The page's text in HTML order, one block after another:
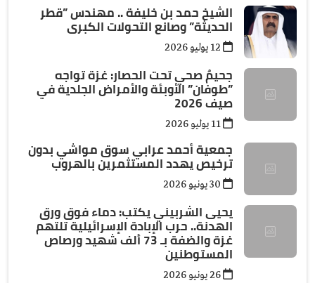
الشيخ حمد بن خليفة .. مهندس ”قطر
الحديثة” وصانع التحولات الكبرى
جحيمٌ صحي تحت الحصار: غزة تواجه
”طوفان” الأوبئة والأمراض الجلدية في
صيف 2026
جمعية أحمد عرابي سوق مواشي بدون
ترخيص يهدد المستثمرين بالهروب
يحيى الشربيني يكتب: دماء فوق ورق
الهدنة.. حرب الإبادة الإسرائيلية تلتهم
غزة والضفة بـ 73 ألف شهيد ورصاص
المستوطنين